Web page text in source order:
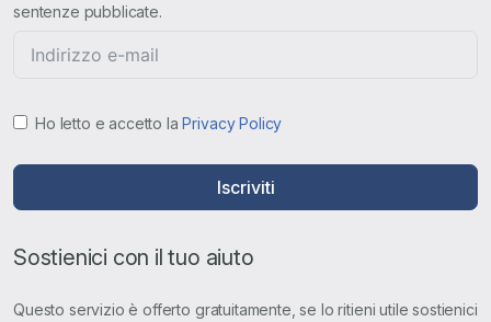
sentenze pubblicate.
Ho letto e accetto laPrivacy Policy
Iscriviti
Sostienici con il tuo aiuto
Questo servizio è offerto gratuitamente, se lo ritieni utile sostienici